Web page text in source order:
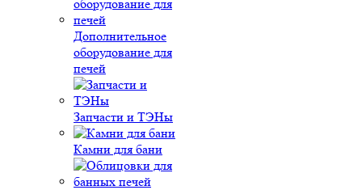
Дополнительное
оборудование для
печей
Запчасти и ТЭНы
Камни для бани